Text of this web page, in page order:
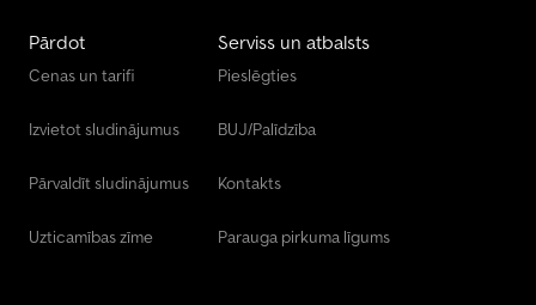
Pārdot
Cenas un tarifi
Izvietot sludinājumus
Pārvaldīt sludinājumus
Uzticamības zīme
Serviss un atbalsts
Pieslēgties
BUJ/Palīdzība
Kontakts
Parauga pirkuma līgums